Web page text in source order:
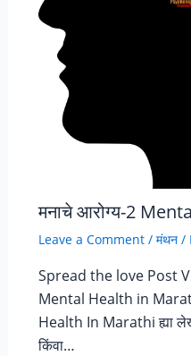
मनाचे आरोग्य-2
Leave a Comment / मंथन/
Spread the love Post
Mental Health in
Health In Marathi ह्या
किंवा…